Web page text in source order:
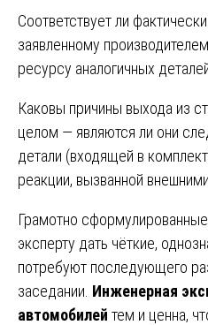
Соответствует ли
заявленному
ресурсу аналогичных
Каковы причины выхода из
целом — являются ли они
детали (входящей в
реакции, вызванной
Грамотно
эксперту дать чёткие,
потребуют последующего
заседании. Инженерная
автомобилей тем и ценна,